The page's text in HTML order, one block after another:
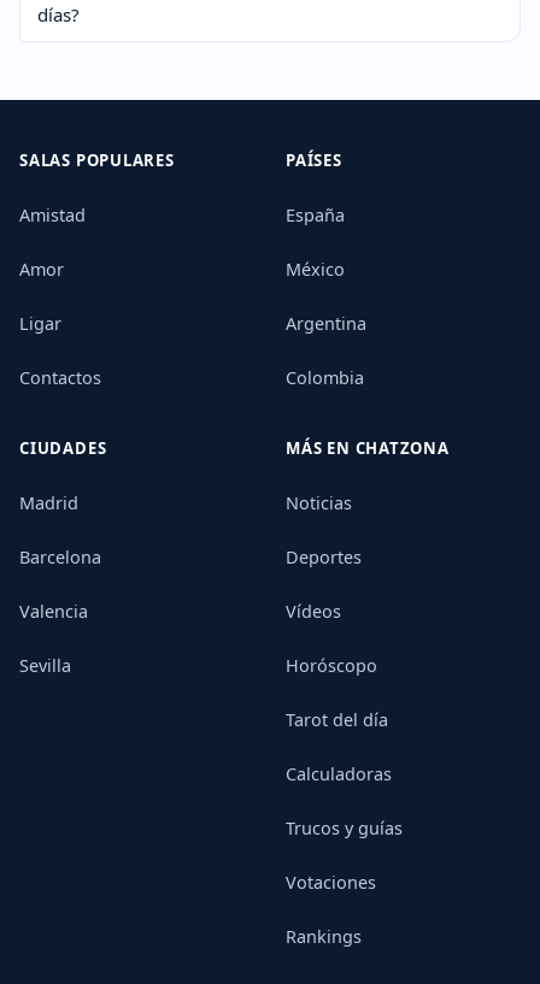
días?
SALAS POPULARES
Amistad
Amor
Ligar
Contactos
PAÍSES
España
México
Argentina
Colombia
CIUDADES
Madrid
Barcelona
Valencia
Sevilla
MÁS EN CHATZONA
Noticias
Deportes
Vídeos
Horóscopo
Tarot del día
Calculadoras
Trucos y guías
Votaciones
Rankings